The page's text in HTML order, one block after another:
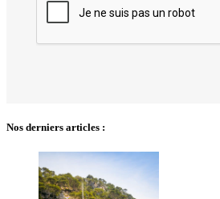
Nos derniers articles :